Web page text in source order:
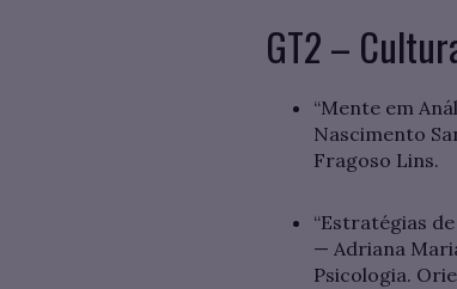
GT2 –
“Mente em
Nascimento
Fragoso Lins.
“Estratégias
— Adriana
Psicologia.